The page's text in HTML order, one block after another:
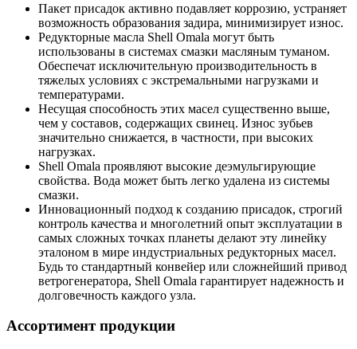
Пакет присадок активно подавляет коррозию, устраняет
возможность образования задира, минимизирует износ.
Редукторные масла Shell Omala могут быть
использованы в системах смазки масляным туманом.
Обеспечат исключительную производительность в
тяжелых условиях с экстремальными нагрузками и
температурами.
Несущая способность этих масел существенно выше,
чем у составов, содержащих свинец. Износ зубьев
значительно снижается, в частности, при высоких
нагрузках.
Shell Omala проявляют высокие деэмульгирующие
свойства. Вода может быть легко удалена из системы
смазки.
Инновационный подход к созданию присадок, строгий
контроль качества и многолетний опыт эксплуатации в
самых сложных точках планеты делают эту линейку
эталоном в мире индустриальных редукторных масел.
Будь то стандартный конвейер или сложнейший привод
ветрогенератора, Shell Omala гарантирует надежность и
долговечность каждого узла.
Ассортимент продукции